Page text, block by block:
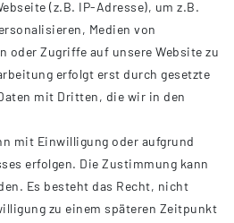
(z.B. IP-Adresse), um z.B.
Medien von
oder Zugriffe auf unsere Website zu
erfolgt erst durch gesetzte
mit Dritten, die wir in den
mit Einwilligung oder aufgrund
erfolgen. Die Zustimmung kann
Es besteht das Recht, nicht
zu einem späteren Zeitpunkt